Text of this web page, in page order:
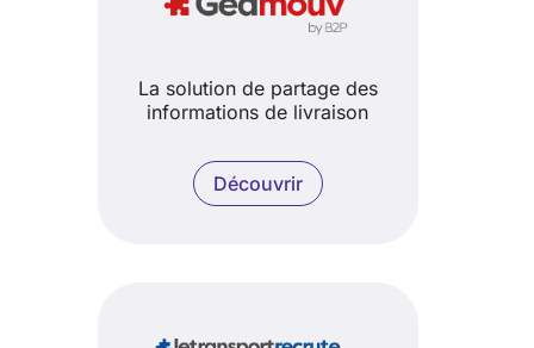
La solution de partage des
informations de livraison
Découvrir